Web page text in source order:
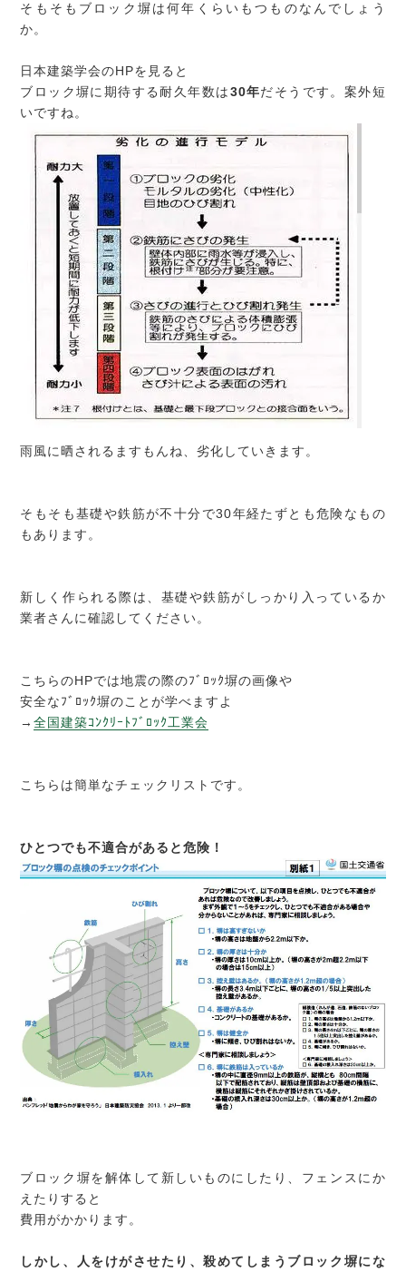
そもそもブロック塀は何年くらいもつものなんでしょう
か。
日本建築学会のHPを見ると
ブロック塀に期待する耐久年数は30年だそうです。案外短
いですね。
雨風に晒されるますもんね、劣化していきます。
そもそも基礎や鉄筋が不十分で30年経たずとも危険なもの
もあります。
新しく作られる際は、基礎や鉄筋がしっかり入っているか
業者さんに確認してください。
こちらのHPでは地震の際のﾌﾞﾛｯｸ塀の画像や
安全なﾌﾞﾛｯｸ塀のことが学べますよ
→全国建築ｺﾝｸﾘｰﾄﾌﾞﾛｯｸ工業会
こちらは簡単なチェックリストです。
ひとつでも不適合があると危険！
ブロック塀を解体して新しいものにしたり、フェンスにか
えたりすると
費用がかかります。
しかし、人をけがさせたり、殺めてしまうブロック塀にな